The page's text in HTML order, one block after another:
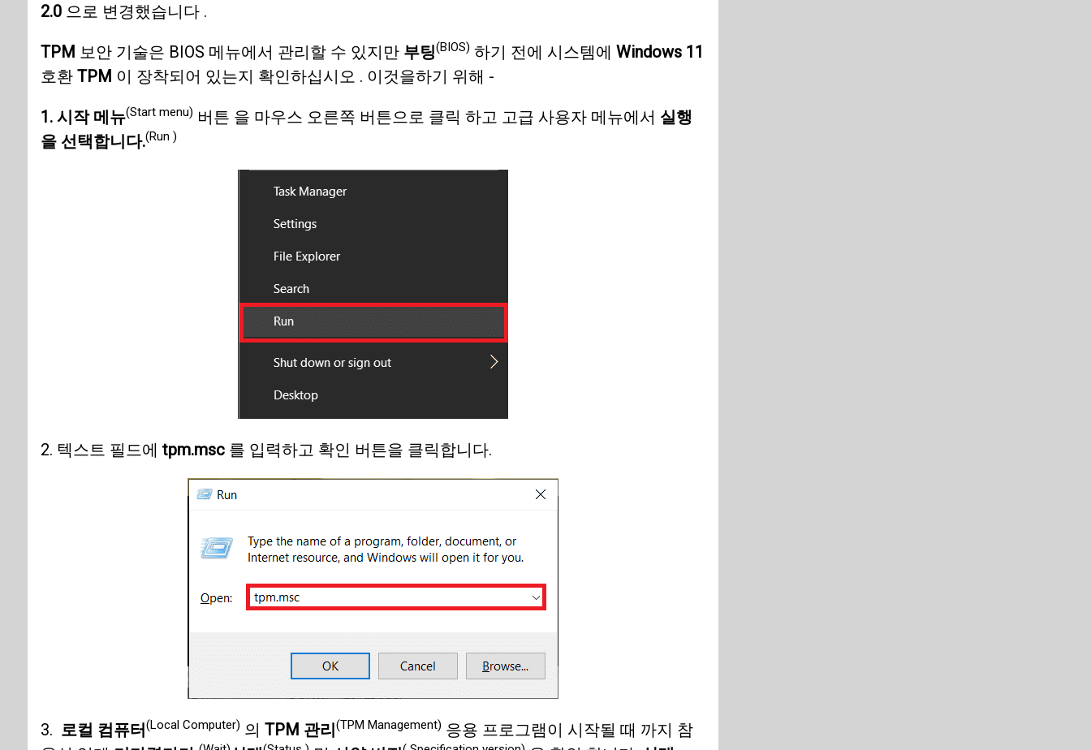
2.0으로 변경했습니다 .
TPM 보안 기술은 BIOS 메뉴에서 관리할 수 있지만 부팅(BIOS) 하기 전에 시스템에 Windows 11
호환 TPM 이 장착되어 있는지 확인하십시오 . 이것을하기 위해 -
1. 시작 메뉴(Start menu) 버튼 을 마우스 오른쪽 버튼으로 클릭 하고 고급 사용자 메뉴에서 실행
을 선택합니다.(Run )
2. 텍스트 필드에 tpm.msc를 입력하고 확인 버튼을 클릭합니다.
3. 로컬 컴퓨터(Local Computer) 의 TPM 관리(TPM Management) 응용 프로그램이 시작될 때 까지 참